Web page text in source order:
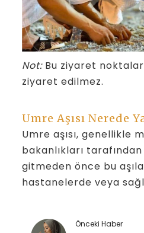
Not:Bu ziyaret
ziyaret edilmez.
Umre Aşısı Nerede
Umre aşısı, genellikle
bakanlıkları
gitmeden önce bu
hastanelerde veya
Önceki Haber